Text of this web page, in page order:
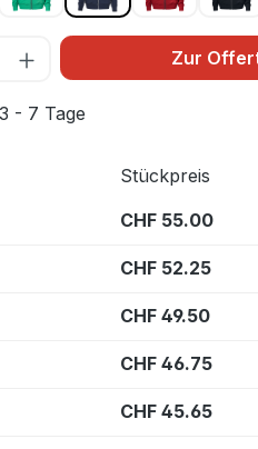
Zur
- 7 Tage
Stückpreis
CHF 55.00
CHF 52.25
CHF 49.50
CHF 46.75
CHF 45.65